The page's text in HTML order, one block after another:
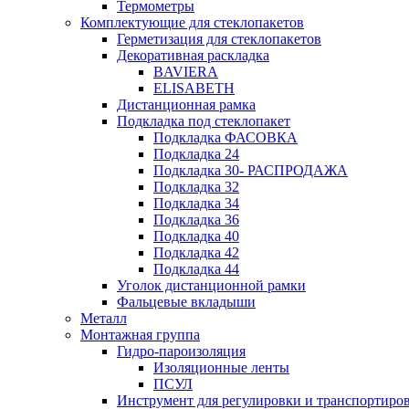
Термометры
Комплектующие для стеклопакетов
Герметизация для стеклопакетов
Декоративная раскладка
BAVIERA
ELISABETH
Дистанционная рамка
Подкладка под стеклопакет
Подкладка ФАСОВКА
Подкладка 24
Подкладка 30- РАСПРОДАЖА
Подкладка 32
Подкладка 34
Подкладка 36
Подкладка 40
Подкладка 42
Подкладка 44
Уголок дистанционной рамки
Фальцевые вкладыши
Металл
Монтажная группа
Гидро-пароизоляция
Изоляционные ленты
ПСУЛ
Инструмент для регулировки и